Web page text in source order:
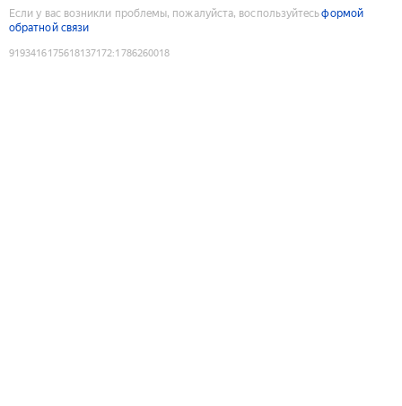
Если у вас возникли проблемы, пожалуйста, воспользуйтесьформой
обратной связи
9193416175618137172:1786260018